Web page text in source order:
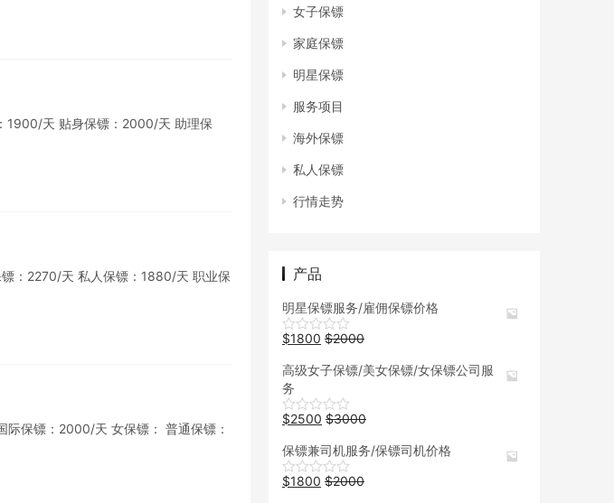
1900/天 贴身保镖：2000/天 助理保
：2270/天 私人保镖：1880/天 职业保
保镖：2000/天 女保镖： 普通保镖：
女子保镖
家庭保镖
明星保镖
服务项目
海外保镖
私人保镖
行情走势
产品
明星保镖服务/雇佣保镖价格
$1800 $2000
高级女子保镖/美女保镖/女保镖公司服
务
$2500 $3000
保镖兼司机服务/保镖司机价格
$1800 $2000